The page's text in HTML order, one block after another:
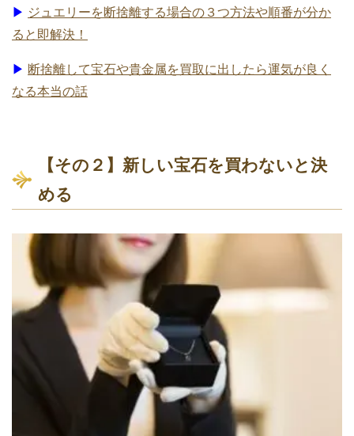
▶ ジュエリーを断捨離する場合の３つ方法や順番が分か
ると即解決！
▶ 断捨離して宝石や貴金属を買取に出したら運気が良く
なる本当の話
【その２】新しい宝石を買わないと決
める